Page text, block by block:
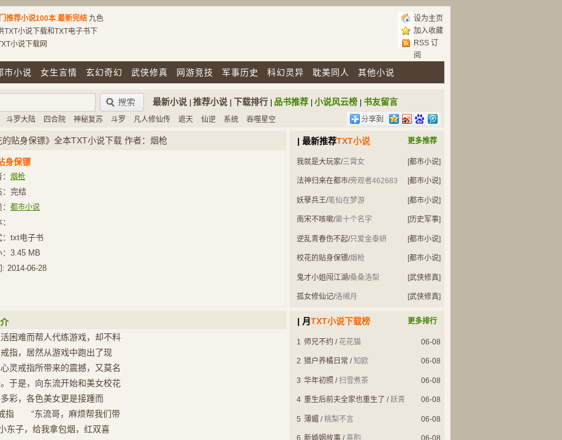
推荐小说100本 最新完结 九色
TXT小说下载和TXT电子书下
小说下载网
设为主页
加入收藏
RSS 订
阅
市小说 女生言情 玄幻奇幻 武侠修真 网游竞技 军事历史 科幻灵异 耽美同人 其他小说
最新小说 推荐小说 下载排行 品书推荐 小说风云榜 书友留言
斗罗大陆 四合院 神秘复苏 斗罗 凡人修仙传 遮天 仙逆 系统 吞噬星空
的贴身保镖》全本TXT小说下载 作者：烟枪
身保镖
烟枪
完结
都市小说
：txt电子书
3.45 MB
: 2014-06-28
更多推荐
| 最新推荐TXT小说
[都市小说]
我就是大玩家/三霄女
[都市小说]
法神归来在都市/旁观者462683
[都市小说]
妖孽兵王/笔仙在梦游
[历史军事]
南宋不咳嗽/第十个名字
[都市小说]
逆乱青春伤不起/只爱金泰妍
[都市小说]
校花的贴身保镖/烟枪
[武侠修真]
鬼才小姐闯江湖/桑桑洛梨
[武侠修真]
孤女修仙记/洛缃月
困难而帮人代练游戏，却不料
指，居然从游戏中跑出了现
灵戒指所带来的震撼，又莫名
于是，向东流开始和美女校花
彩，各色美女更是接踵而
“东流哥，麻烦帮我们带
子，给我拿包烟，红双喜
更多排行
| 月TXT小说下载榜
06-08
1 师兄不约 / 花花猫
06-08
2 猎户养橘日常 /知欧
06-08
3 华年初照 /扫雪煮茶
06-08
4 重生后前夫全家也重生了 /跃青
06-08
5 薄媚 /桃梨不言
06-08
6 新婚姻故事 /喜酌